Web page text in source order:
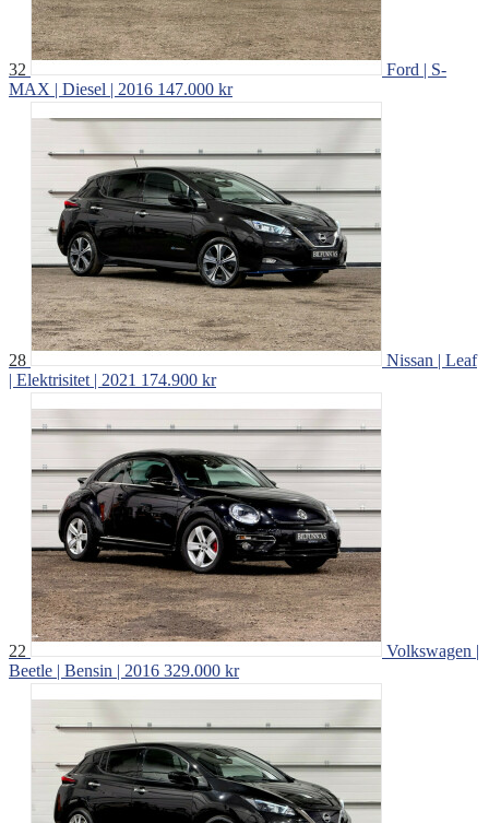
32
Ford | S-
MAX | Diesel | 2016 147.000 kr
28
Nissan | Leaf
| Elektrisitet | 2021 174.900 kr
22
Volkswagen |
Beetle | Bensin | 2016 329.000 kr